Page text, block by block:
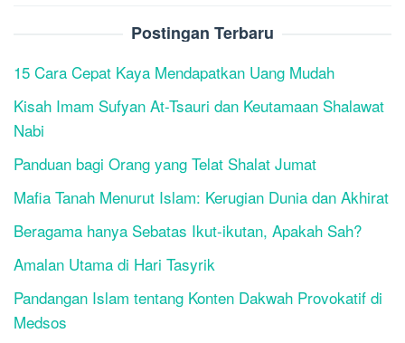
Postingan Terbaru
15 Cara Cepat Kaya Mendapatkan Uang Mudah
Kisah Imam Sufyan At-Tsauri dan Keutamaan Shalawat
Nabi
Panduan bagi Orang yang Telat Shalat Jumat
Mafia Tanah Menurut Islam: Kerugian Dunia dan Akhirat
Beragama hanya Sebatas Ikut-ikutan, Apakah Sah?
Amalan Utama di Hari Tasyrik
Pandangan Islam tentang Konten Dakwah Provokatif di
Medsos